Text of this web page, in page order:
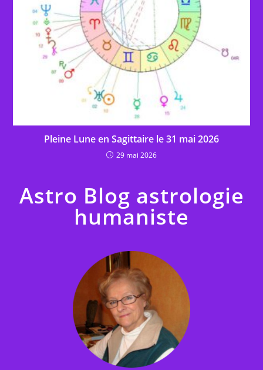
Pleine Lune en Sagittaire le 31 mai 2026
29 mai 2026
Astro Blog astrologie
humaniste